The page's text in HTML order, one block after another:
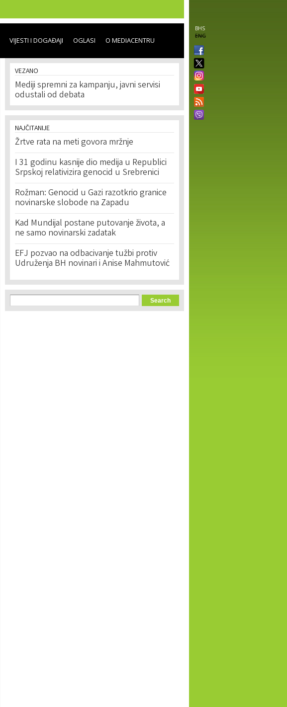
BHS
ENG
VIJESTI I DOGAĐAJI OGLASI O MEDIACENTRU
VEZANO
Mediji spremni za kampanju, javni servisi
odustali od debata
NAJČITANIJE
Žrtve rata na meti govora mržnje
I 31 godinu kasnije dio medija u Republici
Srpskoj relativizira genocid u Srebrenici
Rožman: Genocid u Gazi razotkrio granice
novinarske slobode na Zapadu
Kad Mundijal postane putovanje života, a
ne samo novinarski zadatak
EFJ pozvao na odbacivanje tužbi protiv
Udruženja BH novinari i Anise Mahmutović
Search form
Search